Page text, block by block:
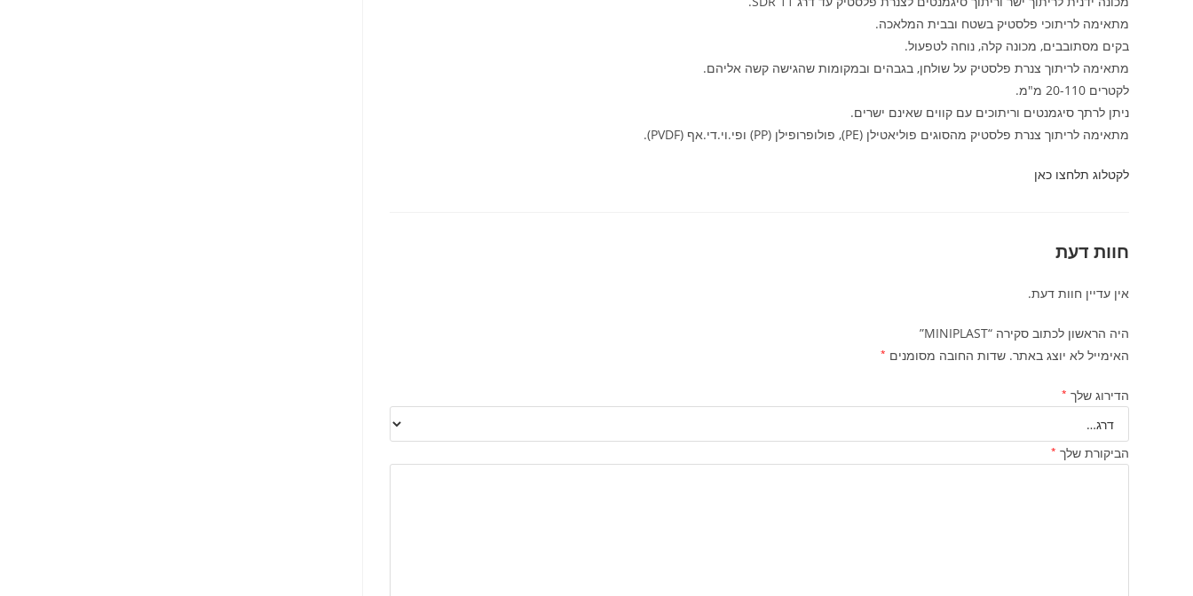
מתאימה לריתוכי פלסטיק בשטח ובבית המלאכה.
בקים מסתובבים, מכונה קלה, נוחה לטפעול.
מתאימה לריתוך צנרת פלסטיק על שולחן, בגבהים ובמקומות שהגישה קשה אליהם.
לקטרים 20-110 מ"מ.
ניתן לרתך סיגמנטים וריתוכים עם קווים שאינם ישרים.
מתאימה לריתוך צנרת פלסטיק מהסוגים פוליאטילן (PE), פולופרופילן (PP) ופי.וי.די.אף (PVDF).
לקטלוג תלחצו כאן
חוות דעת
אין עדיין חוות דעת.
היה הראשון לכתוב סקירה “MINIPLAST”
האימייל לא יוצג באתר. שדות החובה מסומנים *
הדירוג שלך *
הביקורת שלך *